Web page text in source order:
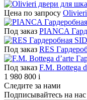
Цена по запросу
Под заказ PIANCA
Под заказ RES
Под заказ F.M. Bottega
1 980 800 i
Следите за нами
Подписывайтесь на нас